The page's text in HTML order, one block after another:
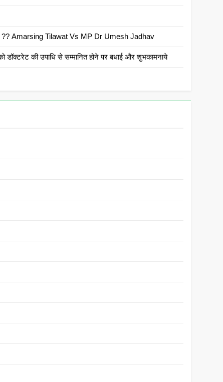
?? Amarsing Tilawat Vs MP Dr Umesh Jadhav
की उपाधि से सम्मानित होने पर बधाई और शुभकामनाये